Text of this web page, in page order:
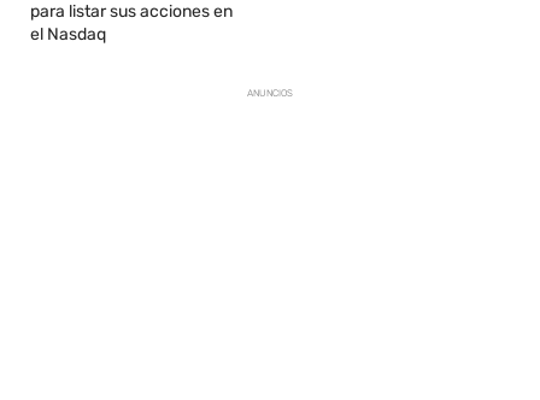
para listar sus acciones en
el Nasdaq
ANUNCIOS